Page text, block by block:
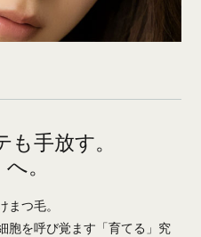
手放す。
。
まつ毛。
胞を呼び覚ます「育てる」究